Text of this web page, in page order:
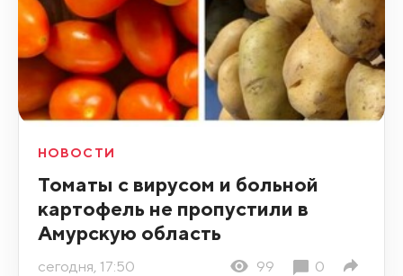
НОВОСТИ
Томаты с вирусом и больной
картофель не пропустили в
Амурскую область
сегодня, 17:50 99 0